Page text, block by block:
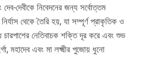
দেবীকে নিবেদনের জন্য সর্বোত্তম
থেকে তৈরি হয়, যা সম্পূর্ণ প্রাকৃতিক ও
নেতিবাচক শক্তি দূর করে এবং শুভ
মহাদেব এবং মা লক্ষ্মীর পুজোয় ধুনো